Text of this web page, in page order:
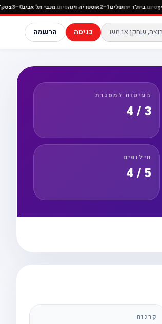
ג.ק.ס קטוביץסיום:בית"ר ירושלים1–2 אוסטריה וינהסיום:מכבי תל
כניסה הרשמה
בעיטות למסגרת
3 / 4
חילופים
5 / 4
קרנות